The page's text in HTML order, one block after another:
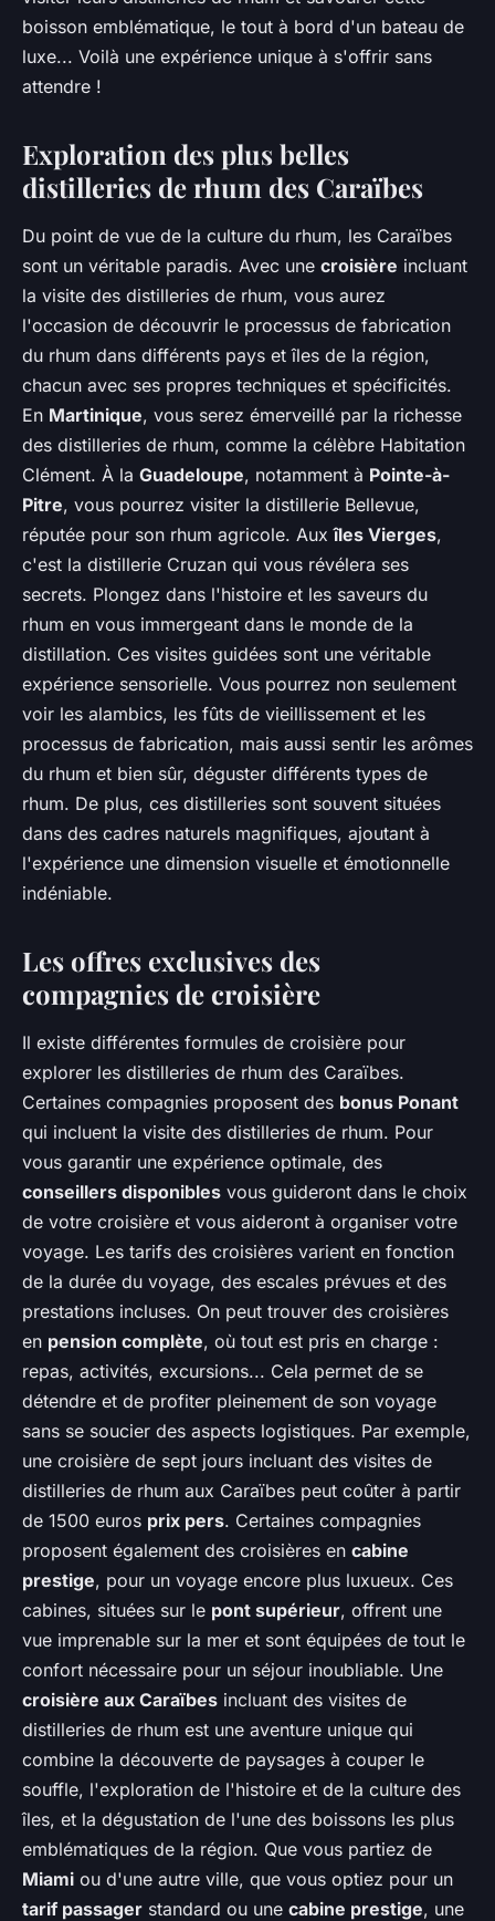
boisson emblématique, le tout à bord d'un bateau de
luxe... Voilà une expérience unique à s'offrir sans
attendre !
Exploration des plus belles
distilleries de rhum des Caraïbes
Du point de vue de la culture du rhum, les Caraïbes
sont un véritable paradis. Avec une croisière incluant
la visite des distilleries de rhum, vous aurez
l'occasion de découvrir le processus de fabrication
du rhum dans différents pays et îles de la région,
chacun avec ses propres techniques et spécificités.
En Martinique, vous serez émerveillé par la richesse
des distilleries de rhum, comme la célèbre Habitation
Clément. À la Guadeloupe, notamment à Pointe-à-
Pitre, vous pourrez visiter la distillerie Bellevue,
réputée pour son rhum agricole. Auxîles Vierges,
c'est la distillerie Cruzan qui vous révélera ses
secrets. Plongez dans l'histoire et les saveurs du
rhum en vous immergeant dans le monde de la
distillation. Ces visites guidées sont une véritable
expérience sensorielle. Vous pourrez non seulement
voir les alambics, les fûts de vieillissement et les
processus de fabrication, mais aussi sentir les arômes
du rhum et bien sûr, déguster différents types de
rhum. De plus, ces distilleries sont souvent situées
dans des cadres naturels magnifiques, ajoutant à
l'expérience une dimension visuelle et émotionnelle
indéniable.
Les offres exclusives des
compagnies de croisière
Il existe différentes formules de croisière pour
explorer les distilleries de rhum des Caraïbes.
Certaines compagnies proposent des bonus Ponant
qui incluent la visite des distilleries de rhum. Pour
vous garantir une expérience optimale, des
conseillers disponibles vous guideront dans le choix
de votre croisière et vous aideront à organiser votre
voyage. Les tarifs des croisières varient en fonction
de la durée du voyage, des escales prévues et des
prestations incluses. On peut trouver des croisières
en pension complète, où tout est pris en charge :
repas, activités, excursions... Cela permet de se
détendre et de profiter pleinement de son voyage
sans se soucier des aspects logistiques. Par exemple,
une croisière de sept jours incluant des visites de
distilleries de rhum aux Caraïbes peut coûter à partir
de 1500 euros prix pers. Certaines compagnies
proposent également des croisières en cabine
prestige, pour un voyage encore plus luxueux. Ces
cabines, situées sur le pont supérieur, offrent une
vue imprenable sur la mer et sont équipées de tout le
confort nécessaire pour un séjour inoubliable. Une
croisière aux Caraïbes incluant des visites de
distilleries de rhum est une aventure unique qui
combine la découverte de paysages à couper le
souffle, l'exploration de l'histoire et de la culture des
îles, et la dégustation de l'une des boissons les plus
emblématiques de la région. Que vous partiez de
Miami ou d'une autre ville, que vous optiez pour un
tarif passager standard ou une cabine prestige, une